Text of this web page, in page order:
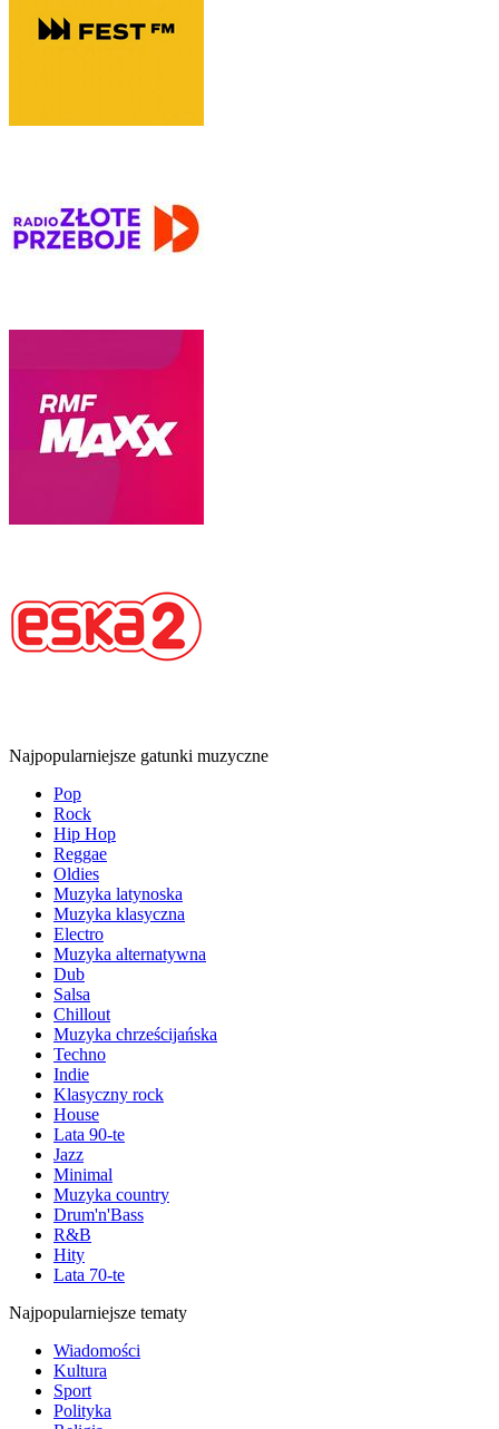
Najpopularniejsze gatunki muzyczne
Pop
Rock
Hip Hop
Reggae
Oldies
Muzyka latynoska
Muzyka klasyczna
Electro
Muzyka alternatywna
Dub
Salsa
Chillout
Muzyka chrześcijańska
Techno
Indie
Klasyczny rock
House
Lata 90-te
Jazz
Minimal
Muzyka country
Drum'n'Bass
R&B
Hity
Lata 70-te
Najpopularniejsze tematy
Wiadomości
Kultura
Sport
Polityka